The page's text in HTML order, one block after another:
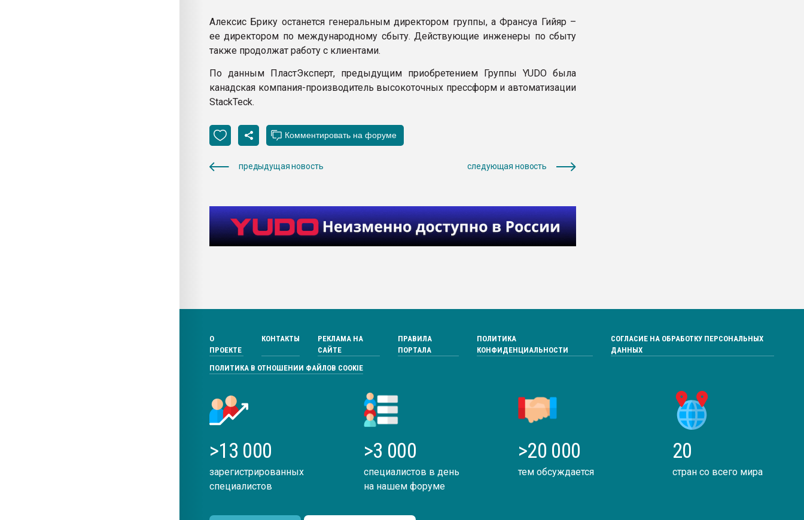
Алексис Брику останется генеральным директором группы, а Франсуа Гийяр –
ее директором по международному сбыту. Действующие инженеры по сбыту
также продолжат работу с клиентами.
По данным ПластЭксперт, предыдущим приобретением Группы YUDO была
канадская компания-производитель высокоточных прессформ и автоматизации
StackTeck.
предыдущая новость следующая новость
О
ПРОЕКТЕ
КОНТАКТЫ
РЕКЛАМА НА
САЙТЕ
ПРАВИЛА
ПОРТАЛА
ПОЛИТИКА
КОНФИДЕНЦИАЛЬНОСТИ
СОГЛАСИЕ НА ОБРАБОТКУ ПЕРСОНАЛЬНЫХ
ДАННЫХ
ПОЛИТИКА В ОТНОШЕНИИ ФАЙЛОВ COOKIE
>13 000
зарегистрированных
специалистов
>3 000
специалистов в день
на нашем форуме
>20 000
тем обсуждается
20
стран со всего мира